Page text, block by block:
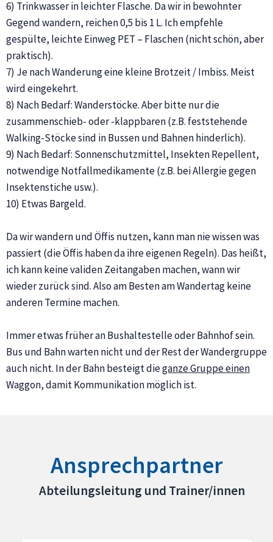
6) Trinkwasser in leichter Flasche. Da wir in bewohnter
Gegend wandern, reichen 0,5 bis 1 L. Ich empfehle
gespülte, leichte Einweg PET – Flaschen (nicht schön, aber
praktisch).
7) Je nach Wanderung eine kleine Brotzeit / Imbiss. Meist
wird eingekehrt.
8) Nach Bedarf: Wanderstöcke. Aber bitte nur die
zusammenschieb- oder -klappbaren (z.B. feststehende
Walking-Stöcke sind in Bussen und Bahnen hinderlich).
9) Nach Bedarf: Sonnenschutzmittel, Insekten Repellent,
notwendige Notfallmedikamente (z.B. bei Allergie gegen
Insektenstiche usw.).
10) Etwas Bargeld.
Da wir wandern und Öffis nutzen, kann man nie wissen was
passiert (die Öffis haben da ihre eigenen Regeln). Das heißt,
ich kann keine validen Zeitangaben machen, wann wir
wieder zurück sind. Also am Besten am Wandertag keine
anderen Termine machen.
Immer etwas früher an Bushaltestelle oder Bahnhof sein.
Bus und Bahn warten nicht und der Rest der Wandergruppe
auch nicht. In der Bahn besteigt dieganze Gruppe einen
Waggon, damit Kommunikation möglich ist.
Ansprechpartner
Abteilungsleitung und Trainer/innen